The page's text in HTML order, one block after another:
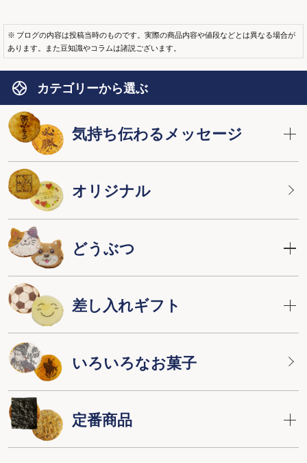
※ ブログの内容は投稿当時のものです。実際の商品内容や値段などとは異なる場合が
あります。また豆知識やコラムは諸説ございます。
カテゴリーから選ぶ
気持ち伝わるメッセージ
オリジナル
どうぶつ
差し入れギフト
いろいろなお菓子
定番商品